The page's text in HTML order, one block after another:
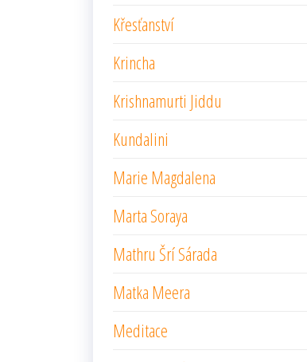
Křesťanství
Krincha
Krishnamurti Jiddu
Kundalini
Marie Magdalena
Marta Soraya
Mathru Šrí Sárada
Matka Meera
Meditace